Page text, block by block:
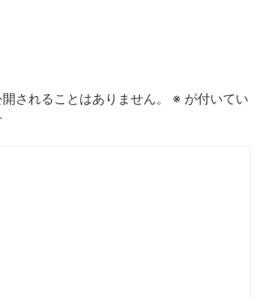
されることはありません。 ※ が付いてい